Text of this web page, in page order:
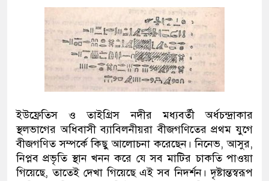
ইউফ্রেতিস ও তাইগ্রিস নদীর মধ্যবর্তী অর্ধচন্দ্রাকার
স্থলভাগের অধিবাসী ব্যাবিলনীয়রা বীজগণিতের প্রথম যুগে
বীজগণিত সম্পর্কে কিছু আলোচনা করেছেন। নিনেভ, আসুর,
নিপ্লব প্রভৃতি স্থান খনন করে যে সব মাটির চাকতি পাওয়া
গিয়েছে, তাতেই দেখা গিয়েছে এই সব নিদর্শন। দৃষ্টান্তস্বরূপ